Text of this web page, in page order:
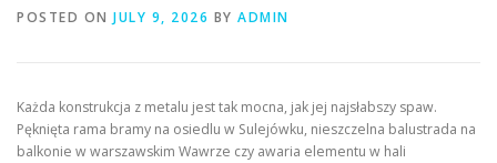
POSTED ON JULY 9, 2026 BY ADMIN
Każda konstrukcja z metalu jest tak mocna, jak jej najsłabszy spaw.
Pęknięta rama bramy na osiedlu w Sulejówku, nieszczelna balustrada na
balkonie w warszawskim Wawrze czy awaria elementu w hali